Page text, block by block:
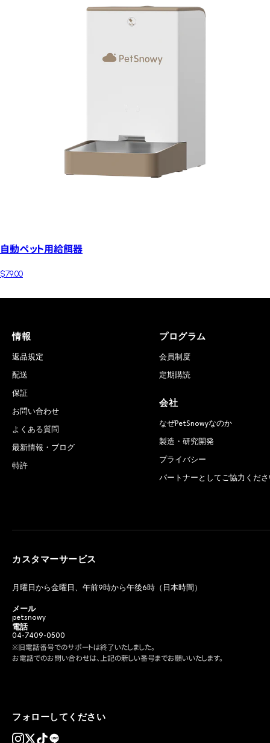
自動ペット用給餌器
$79.00
情報
返品規定
配送
保証
お問い合わせ
よくある質問
最新情報・ブログ
特許
プログラム
会員制度
定期購読
会社
なぜPetSnowyなのか
製造・研究開発
プライバシー
パートナーとしてご協力くださ
カスタマーサービス
月曜日から金曜日、午前9時から午後6時（日本時間）
メール
petsnowy
電話
04-7409-0500
※旧電話番号でのサポートは終了いたしました。
お電話でのお問い合わせは、上記の新しい番号までお願いいたします。
フォローしてください